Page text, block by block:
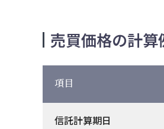
売買価格の計算
項目
信託計算期日